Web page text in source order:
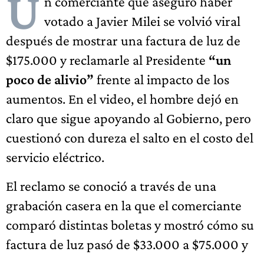
votado a Javier Milei se volvió viral
después de mostrar una factura de luz de
$175.000 y reclamarle al Presidente “un
poco de alivio” frente al impacto de los
aumentos. En el video, el hombre dejó en
claro que sigue apoyando al Gobierno, pero
cuestionó con dureza el salto en el costo del
servicio eléctrico.
El reclamo se conoció a través de una
grabación casera en la que el comerciante
comparó distintas boletas y mostró cómo su
factura de luz pasó de $33.000 a $75.000 y